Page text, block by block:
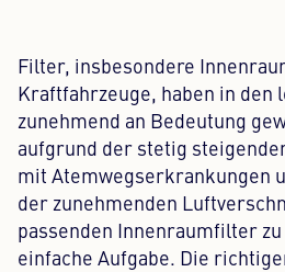
Content Hub
Presse
Karriere
Newsletter
Filter, insbesondere
Kraftfahrzeuge, haben in den
zunehmend an Bedeutung
aufgrund der stetig
mit Atemwegserkrankungen
der zunehmenden
passenden Innenraumfilter
einfache Aufgabe. Die